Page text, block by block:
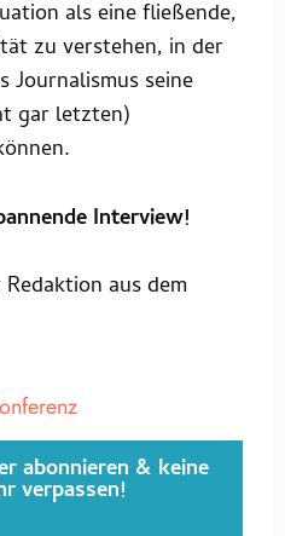
als eine fließende,
zu verstehen, in der
Journalismus seine
gar letzten)
Interview!
aus dem
abonnieren & keine
verpassen!